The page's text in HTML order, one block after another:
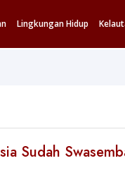
Lingkungan Hidup
Sudah